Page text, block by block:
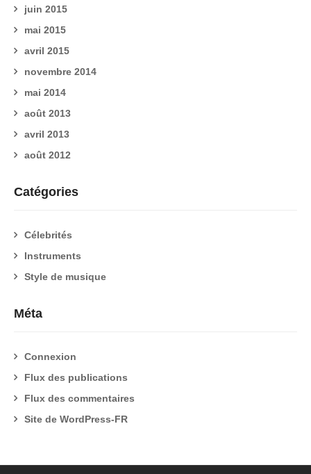
juin 2015
mai 2015
avril 2015
novembre 2014
mai 2014
août 2013
avril 2013
août 2012
Catégories
Célebrités
Instruments
Style de musique
Méta
Connexion
Flux des publications
Flux des commentaires
Site de WordPress-FR